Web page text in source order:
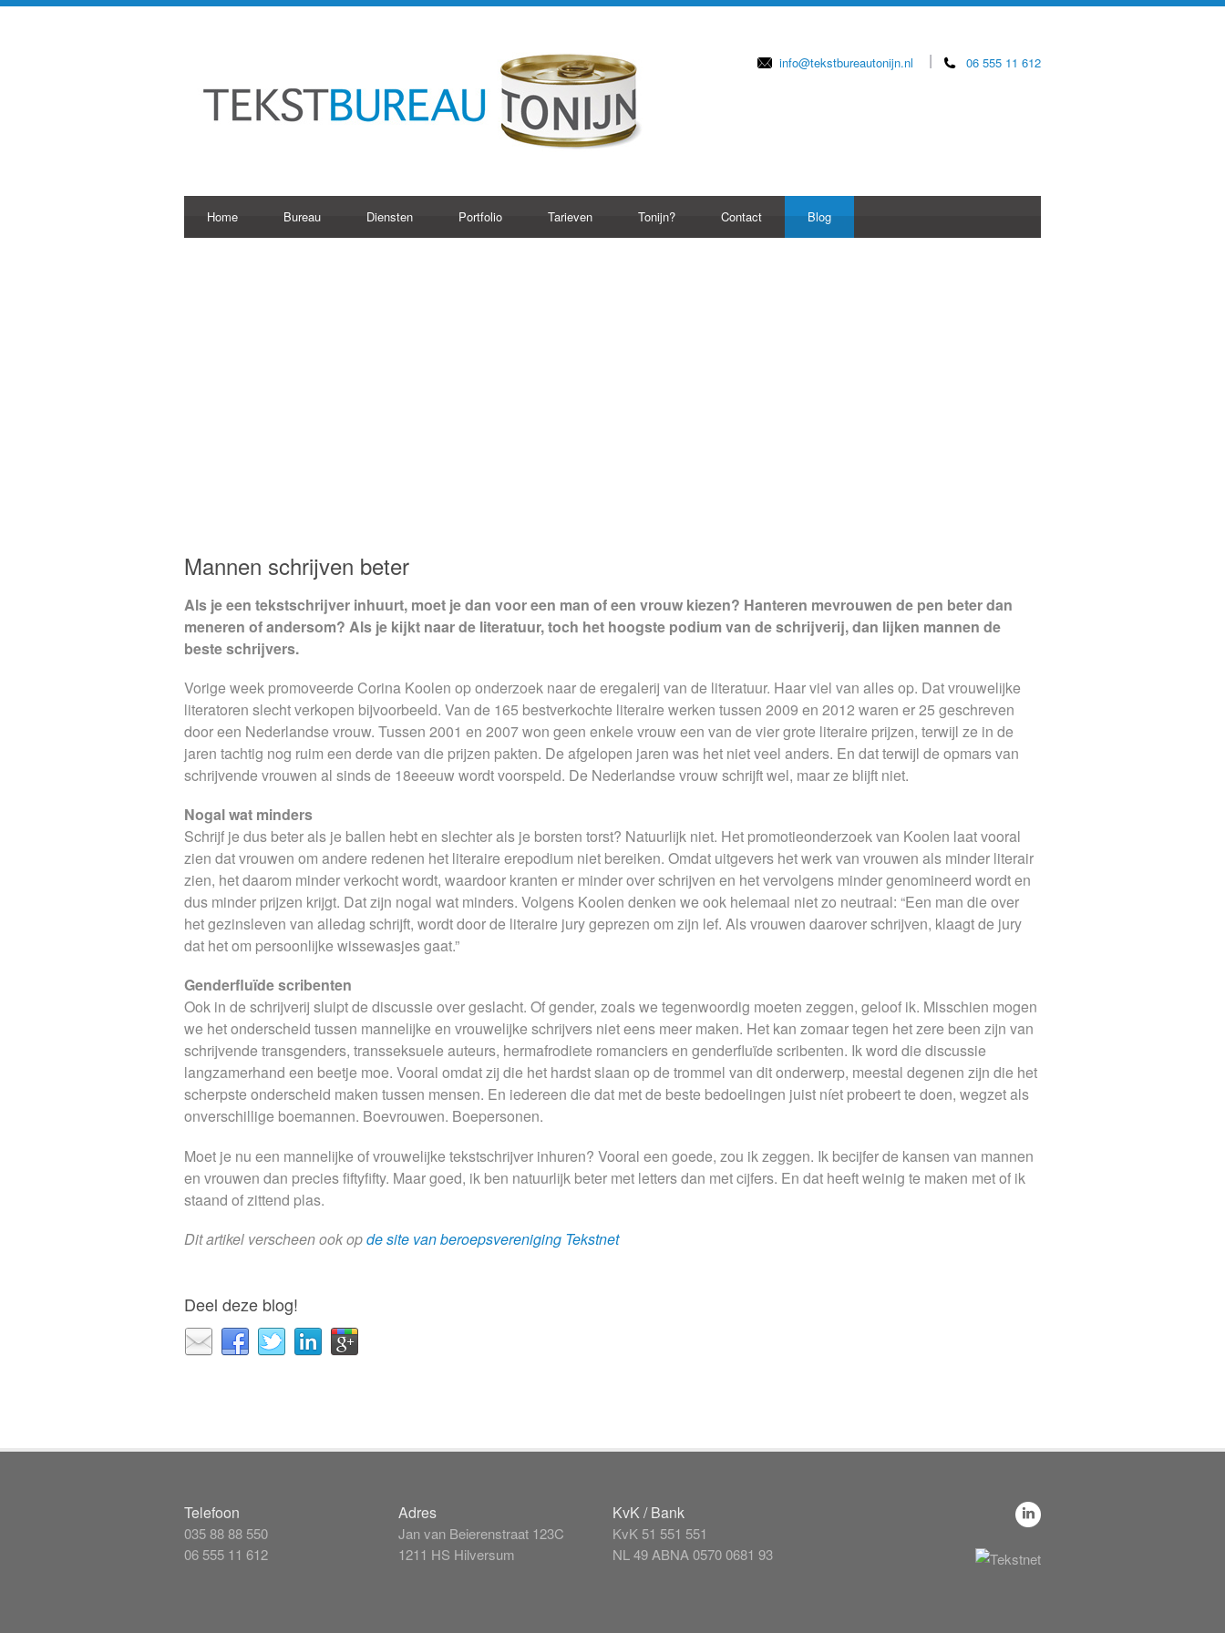
info@tekstbureautonijn.nl 06 555 11 612
Home Bureau Diensten Portfolio Tarieven Tonijn? Contact Blog
Mannen schrijven beter
Als je een tekstschrijver inhuurt, moet je dan voor een man of een vrouw kiezen? Hanteren mevrouwen de pen beter dan
meneren of andersom? Als je kijkt naar de literatuur, toch het hoogste podium van de schrijverij, dan lijken mannen de
beste schrijvers.
Vorige week promoveerde Corina Koolen op onderzoek naar de eregalerij van de literatuur. Haar viel van alles op. Dat vrouwelijke
literatoren slecht verkopen bijvoorbeeld. Van de 165 bestverkochte literaire werken tussen 2009 en 2012 waren er 25 geschreven
door een Nederlandse vrouw. Tussen 2001 en 2007 won geen enkele vrouw een van de vier grote literaire prijzen, terwijl ze in de
jaren tachtig nog ruim een derde van die prijzen pakten. De afgelopen jaren was het niet veel anders. En dat terwijl de opmars van
schrijvende vrouwen al sinds de 18eeeuw wordt voorspeld. De Nederlandse vrouw schrijft wel, maar ze blijft niet.
Nogal wat minders
Schrijf je dus beter als je ballen hebt en slechter als je borsten torst? Natuurlijk niet. Het promotieonderzoek van Koolen laat vooral
zien dat vrouwen om andere redenen het literaire erepodium niet bereiken. Omdat uitgevers het werk van vrouwen als minder literair
zien, het daarom minder verkocht wordt, waardoor kranten er minder over schrijven en het vervolgens minder genomineerd wordt en
dus minder prijzen krijgt. Dat zijn nogal wat minders. Volgens Koolen denken we ook helemaal niet zo neutraal: “Een man die over
het gezinsleven van alledag schrijft, wordt door de literaire jury geprezen om zijn lef. Als vrouwen daarover schrijven, klaagt de jury
dat het om persoonlijke wissewasjes gaat.”
Genderfluïde scribenten
Ook in de schrijverij sluipt de discussie over geslacht. Of gender, zoals we tegenwoordig moeten zeggen, geloof ik. Misschien mogen
we het onderscheid tussen mannelijke en vrouwelijke schrijvers niet eens meer maken. Het kan zomaar tegen het zere been zijn van
schrijvende transgenders, transseksuele auteurs, hermafrodiete romanciers en genderfluïde scribenten. Ik word die discussie
langzamerhand een beetje moe. Vooral omdat zij die het hardst slaan op de trommel van dit onderwerp, meestal degenen zijn die het
scherpste onderscheid maken tussen mensen. En iedereen die dat met de beste bedoelingen juist níet probeert te doen, wegzet als
onverschillige boemannen. Boevrouwen. Boepersonen.
Moet je nu een mannelijke of vrouwelijke tekstschrijver inhuren? Vooral een goede, zou ik zeggen. Ik becijfer de kansen van mannen
en vrouwen dan precies fiftyfifty. Maar goed, ik ben natuurlijk beter met letters dan met cijfers. En dat heeft weinig te maken met of ik
staand of zittend plas.
Dit artikel verscheen ook opde site van beroepsvereniging Tekstnet
Deel deze blog!
Telefoon
035 88 88 550
06 555 11 612
Adres
Jan van Beierenstraat 123C
1211 HS Hilversum
KvK / Bank
KvK 51 551 551
NL 49 ABNA 0570 0681 93